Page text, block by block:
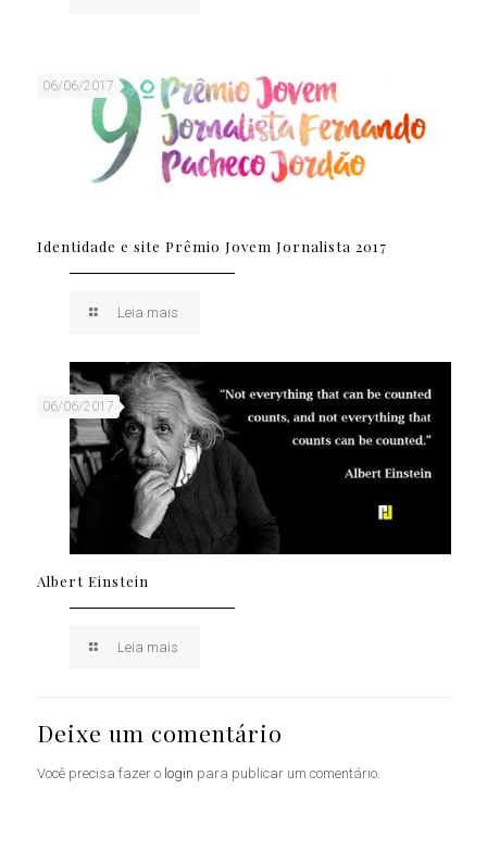
06/06/2017
Identidade e site Prêmio Jovem Jornalista 2017
Leia mais
06/06/2017
Albert Einstein
Leia mais
Deixe um comentário
Você precisa fazer o login para publicar um comentário.